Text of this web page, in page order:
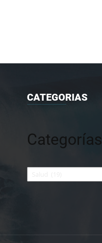
CATEGORIAS
Categorías
Categorías